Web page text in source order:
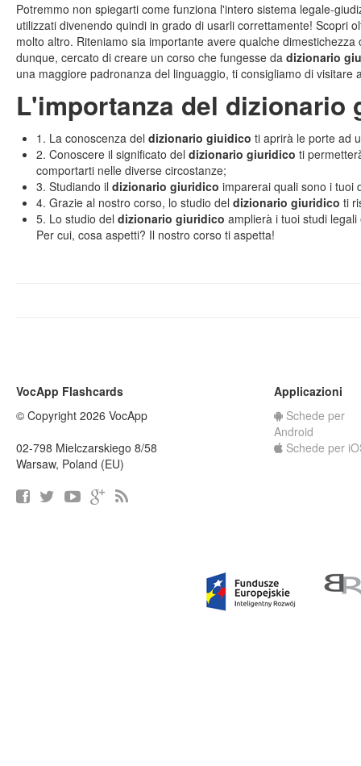
Potremmo non spiegarti come funziona l'intero sistema legale-
utilizzati divenendo quindi in grado di usarli correttamente! Scopri
molto altro. Riteniamo sia importante avere qualche
dunque, cercato di creare un corso che fungesse da dizionario
una maggiore padronanza del linguaggio, ti consigliamo di visitare
L'importanza del dizionario
1. La conoscenza del dizionario giuidico ti aprirà le porte ad
2. Conoscere il significato del dizionario giuridico ti
comportarti nelle diverse circostanze;
3. Studiando il dizionario giuridico imparerai quali sono i tuoi
4. Grazie al nostro corso, lo studio del dizionario giuridico ti
5. Lo studio del dizionario giuridico amplierà i tuoi studi
Per cui, cosa aspetti? Il nostro corso ti aspetta!
VocApp Flashcards
© Copyright 2026 VocApp
02-798 Mielczarskiego 8/58
Warsaw, Poland (EU)
Applicazioni
Schede per
Android
Schede per